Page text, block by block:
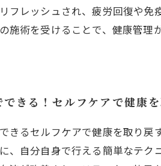
フレッシュされ、疲労回復や
施術を受けることで、健康管理
できる！セルフケアで健康
きるセルフケアで健康を取り
、自分自身で行える簡単なテク